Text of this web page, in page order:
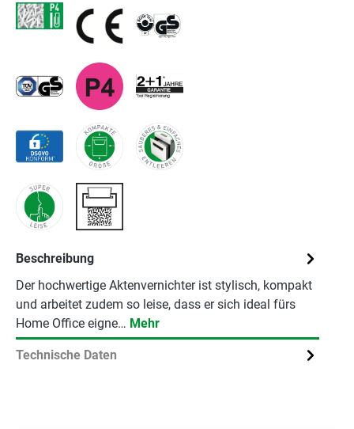
Beschreibung
Der hochwertige Aktenvernichter ist stylisch, kompakt
und arbeitet zudem so leise, dass er sich ideal fürs
Home Office eigne… Mehr
Technische Daten